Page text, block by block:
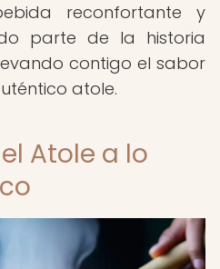
reconfortante y
parte de la historia
contigo el sabor
atole.
Atole a lo